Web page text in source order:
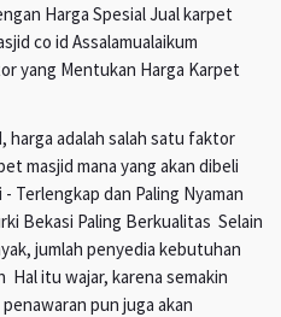
Harga Spesial Jual karpet
co id Assalamualaikum
yang Mentukan Harga Karpet
harga adalah salah satu faktor
masjid mana yang akan dibeli
Terlengkap dan Paling Nyaman
Bekasi Paling Berkualitas Selain
jumlah penyedia kebutuhan
Hal itu wajar, karena semakin
pun juga akan